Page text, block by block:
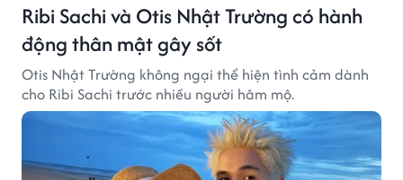
Ribi Sachi và Otis Nhật Trường có hành
động thân mật gây sốt
Otis Nhật Trường không ngại thể hiện tình cảm dành
cho Ribi Sachi trước nhiều người hâm mộ.